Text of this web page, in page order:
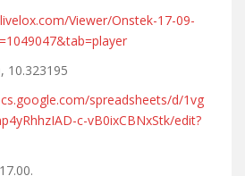
Viewer/Onstek-17-09-
10.323195
spreadsheets/d/1vg
c-vB0ixCBNxStk/edit?